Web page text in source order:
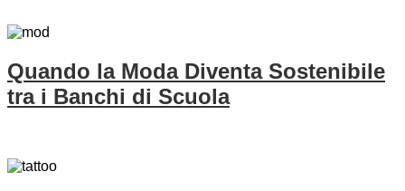
Quando la Moda Diventa Sostenibile
tra i Banchi di Scuola